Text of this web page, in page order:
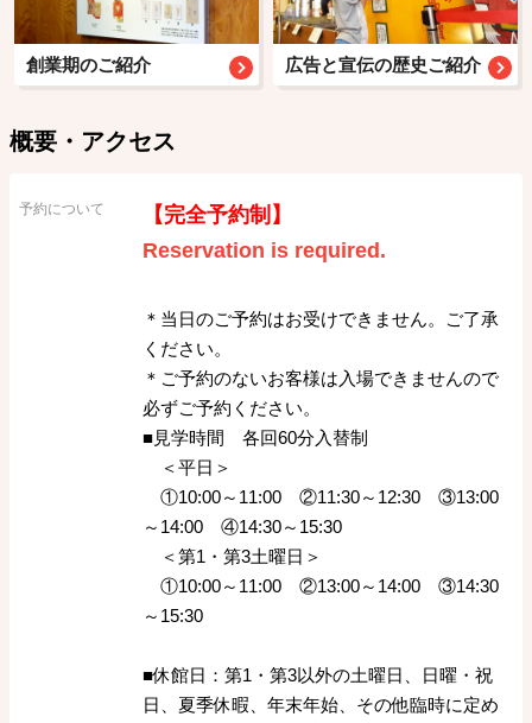
創業期のご紹介 広告と宣伝の歴史ご紹介
概要・アクセス
予約について
【完全予約制】
Reservation is required.
＊当日のご予約はお受けできません。ご了承
ください。
＊ご予約のないお客様は入場できませんので
必ずご予約ください。
■見学時間 各回60分入替制
＜平日＞
①10:00～11:00 ②11:30～12:30 ③13:00
～14:00 ④14:30～15:30
＜第1・第3土曜日＞
①10:00～11:00 ②13:00～14:00 ③14:30
～15:30
■休館日：第1・第3以外の土曜日、日曜・祝
日、夏季休暇、年末年始、その他臨時に定め